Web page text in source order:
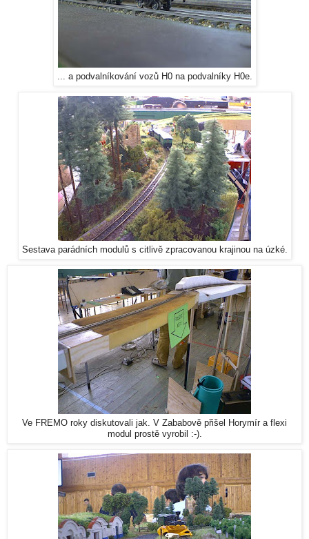
... a podvalníkování vozů H0 na podvalníky H0e.
Sestava parádních modulů s citlivě zpracovanou krajinou na úzké.
Ve FREMO roky diskutovali jak. V Zababově přišel Horymír a flexi
modul prostě vyrobil :-).